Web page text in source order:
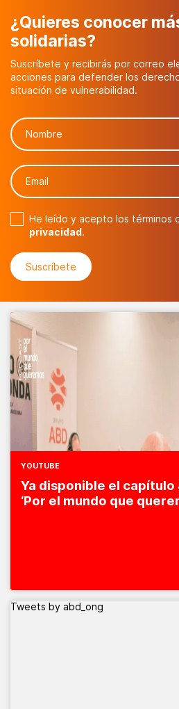
¿Quieres conocer
solidarias?
Suscríbete y recibirás por correo
acciones para defender los
situación de vulnerabilidad.
He leído y acepto los términos
privacidad.
YOUTUBE
Ya disponible el
‘Por el mundo que
Tweets by abd_ong